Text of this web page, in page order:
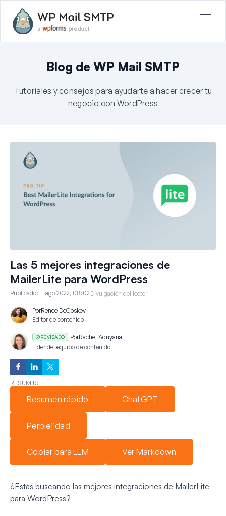
Blog de WP Mail SMTP
Tutoriales y consejos para ayudarte a hacer crecer tu
negocio con WordPress
Las 5 mejores integraciones de
MailerLite para WordPress
Publicado: 11 ago 2022, 08:02 Divulgación del lector
PorRenee DeCoskey
Editor de contenido
REVISADO PorRachel Adnyana
Líder del equipo de contenido
RESUMIR:
Resumen rápido ChatGPT
Perplejidad
Copiar para LLM Ver Markdown
¿Estás buscando las mejores integraciones de MailerLite
para WordPress?